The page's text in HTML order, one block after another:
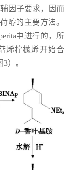
因子要求，因而
醇的主要方法。
中进行的，所
烯柠檬烯开始合
）。